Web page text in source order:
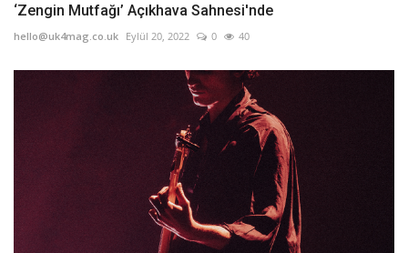
‘Zengin Mutfağı’ Açıkhava Sahnesi'nde
hello@uk4mag.co.uk Eylül 20, 2022 0 40